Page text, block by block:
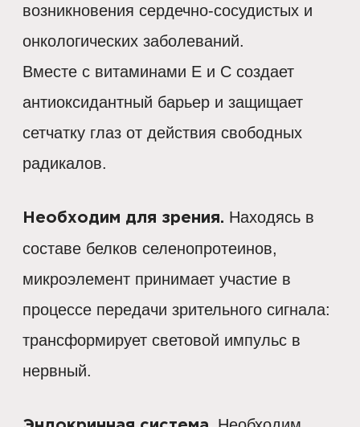
возникновения сердечно-сосудистых и
онкологических заболеваний.
Вместе с витаминами Е и С создает
антиоксидантный барьер и защищает
сетчатку глаз от действия свободных
радикалов.
Необходим для зрения. Находясь в
составе белков селенопротеинов,
микроэлемент принимает участие в
процессе передачи зрительного сигнала:
трансформирует световой импульс в
нервный.